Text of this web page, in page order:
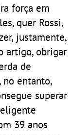
força em
quer Rossi,
justamente,
artigo, obrigar
de
no entanto,
superar
39 anos